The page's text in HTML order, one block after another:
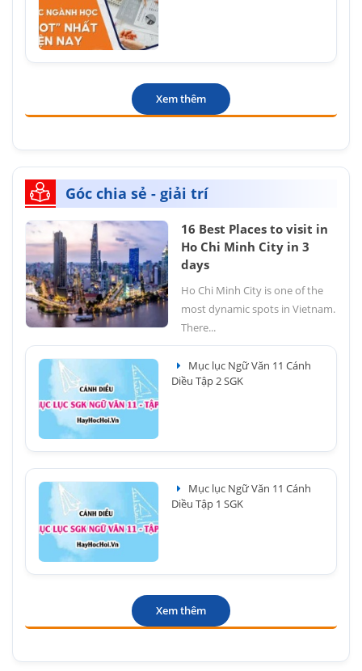
Xem thêm
Góc chia sẻ - giải trí
16 Best Places to visit in
Ho Chi Minh City in 3
days
Ho Chi Minh City is one of the
most dynamic spots in Vietnam.
There...
Mục lục Ngữ Văn 11 Cánh
Diều Tập 2 SGK
Mục lục Ngữ Văn 11 Cánh
Diều Tập 1 SGK
Xem thêm